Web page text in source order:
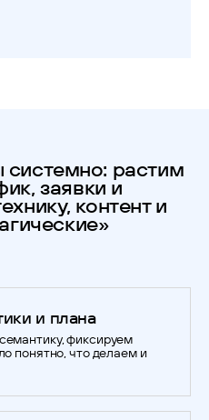
растим
заявки и
контент и
и плана
фиксируем
понятно, что делаем и